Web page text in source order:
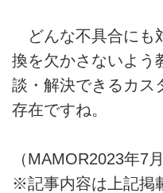
どんな不具合にも
換を欠かさないよう
談・解決できるカス
存在ですね。
（MAMOR2023年7月
※記事内容は上記掲